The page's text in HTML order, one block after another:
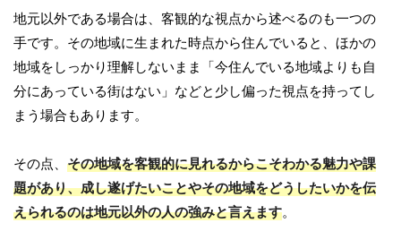
地元以外である場合は、客観的な視点から述べるのも一つの
手です。その地域に生まれた時点から住んでいると、ほかの
地域をしっかり理解しないまま「今住んでいる地域よりも自
分にあっている街はない」などと少し偏った視点を持ってし
まう場合もあります。
その点、 その地域を客観的に見れるからこそわかる魅力や課
題があり、成し遂げたいことやその地域をどうしたいかを伝
えられるのは地元以外の人の強みと言えます。